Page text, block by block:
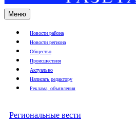
Меню
Новости района
Новости региона
Общество
Происшествия
Актуально
Написать редактору
Реклама, объявления
Региональные вести